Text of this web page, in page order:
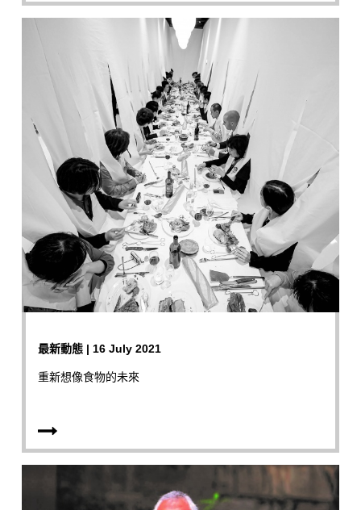
最新動態 | 16 July 2021
重新想像食物的未來